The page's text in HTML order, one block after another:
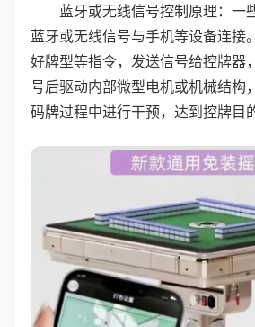
蓝牙或无线信号控制原理：一
蓝牙或无线信号与手机等设备连接
好牌型等指令，发送信号给控牌器
号后驱动内部微型电机或机械结构
码牌过程中进行干预，达到控牌目的